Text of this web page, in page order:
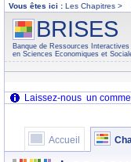
Vous êtes ici : Les Chapitres >
BRISES
Banque de Ressources Interactives
en Sciences Economiques et
Accueil